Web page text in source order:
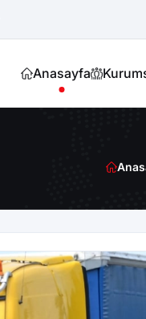
Anasayfa